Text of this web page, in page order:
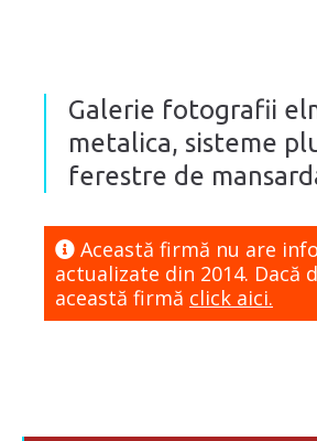
Galerie fotografii
metalica, sisteme
ferestre de
Această firmă nu are
actualizate din 2014. Dacă
această firmă click aici.